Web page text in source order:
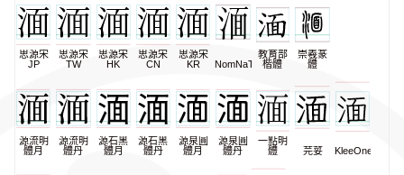
思源宋
JP
思源宋
TW
思源宋
HK
思源宋
CN
思源宋
KR
NomNaTong
教育部
楷體
崇羲篆
體
源流明
體月
源流明
體丹
源石黑
體月
源石黑
體丹
源泉圓
體月
源泉圓
體丹
一點明
體
芫荽 KleeOne